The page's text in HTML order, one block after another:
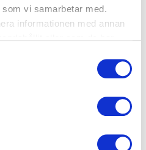
vi samarbetar med.
informationen med annan
11:00-17:30
11:00-19:00
11:00-19:00